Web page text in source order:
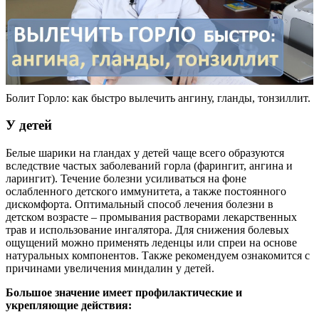
Болит Горло: как быстро вылечить ангину, гланды, тонзиллит.
У детей
Белые шарики на гландах у детей чаще всего образуются
вследствие частых заболеваний горла (фарингит, ангина и
ларингит). Течение болезни усиливаться на фоне
ослабленного детского иммунитета, а также постоянного
дискомфорта. Оптимальный способ лечения болезни в
детском возрасте – промывания растворами лекарственных
трав и использование ингалятора. Для снижения болевых
ощущений можно применять леденцы или спреи на основе
натуральных компонентов. Также рекомендуем ознакомится с
причинами увеличения миндалин у детей.
Большое значение имеет профилактические и
укрепляющие действия: